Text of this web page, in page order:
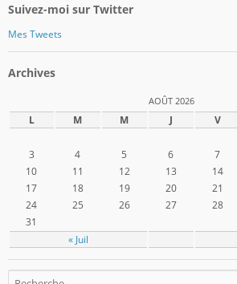
Suivez-moi sur Twitter
Mes Tweets
Archives
AOÛT 2026
L M M J V
« Juil
3
4 5 6 7
10
11 12 13 14
17
18 19 20 21
24
25 26 27 28
31